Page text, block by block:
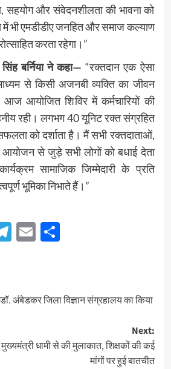
और संवेदनशीलता की भावना को
भी एमडीडीए जनहित और समाज कल्याण
करता रहेगा।”
बर्निया ने कहा— “रक्तदान एक ऐसा
से किसी अजनबी व्यक्ति का जीवन
आयोजित शिविर में कर्मचारियों की
रही। लगभग 40 यूनिट रक्त संग्रहित
को दर्शाता है। मैं सभी रक्तदाताओं,
आयोजन से जुड़े सभी लोगों को बधाई देता
सामाजिक जिम्मेदारी के प्रति
भूमिका निभाते हैं।”
Telegram
EmailShare
अंबेडकर जिला विज्ञान संग्रहालय का किया
Next:
धामी से की मुलाकात, शिक्षकों की कई
मांगों पर हुई बातचीत